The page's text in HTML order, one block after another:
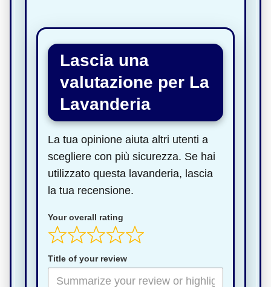
Lascia una
valutazione per La
Lavanderia
La tua opinione aiuta altri utenti a
scegliere con più sicurezza. Se hai
utilizzato questa lavanderia, lascia
la tua recensione.
Your overall rating
Title of your review